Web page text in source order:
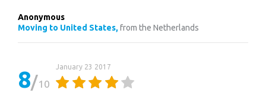
Anonymous
Moving to United States,from the Netherlands
8 10
January 23 2017